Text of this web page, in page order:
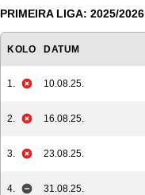
PRIMEIRA LIGA: 2025/2026
KOLO DATUM
1. 10.08.25.
2. 16.08.25.
3. 23.08.25.
4. 31.08.25.